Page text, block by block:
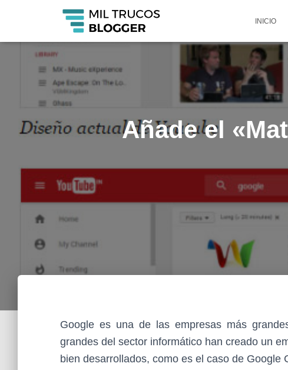
INICIO
Añade el
Google es una de las empresas más
grandes del sector informático han creado un
bien desarrollados, como es el caso de Google